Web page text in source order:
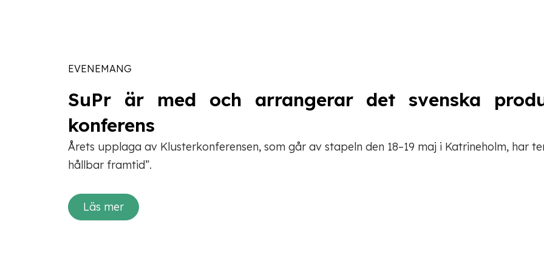
EVENEMANG
SuPr är med och arrangerar det svenska
konferens
Årets upplaga av Klusterkonferensen, som går av stapeln den 18–19 maj i Katrineholm, har
hållbar framtid”.
Läs mer